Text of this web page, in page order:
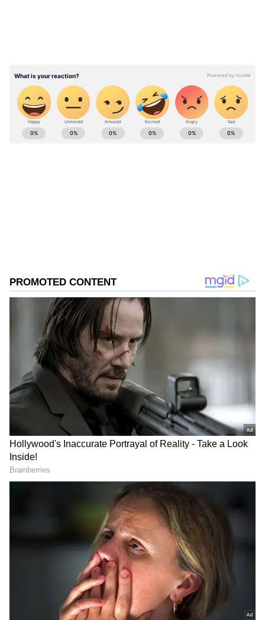
விண்ணப்பிக்க வேண்டிய தேதி:
இப்பணிக்கு விருப்பம் மற்றும்
தகுதியுள்ளவர்கள் வரும் 25 ஆம் தேதிக்குள்
விண்ணப்பித்திருக்க வேண்டும்
விண்ணப்பிக்கும் முறை:
ABOUT THE AUTHOR
DOWNLOAD APP